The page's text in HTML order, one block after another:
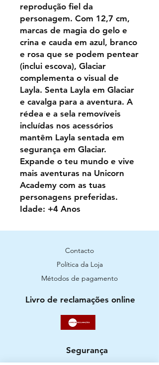
reprodução fiel da
personagem. Com 12,7 cm,
marcas de magia do gelo e
crina e cauda em azul, branco
e rosa que se podem pentear
(inclui escova), Glaciar
complementa o visual de
Layla. Senta Layla em Glaciar
e cavalga para a aventura. A
rédea e a sela removíveis
incluídas nos acessórios
mantêm Layla sentada em
segurança em Glaciar.
Expande o teu mundo e vive
mais aventuras na Unicorn
Academy com as tuas
personagens preferidas.
Idade: +4 Anos
Contacto
Política da Loja
Métodos de pagamento
Livro de reclamações online
Segurança